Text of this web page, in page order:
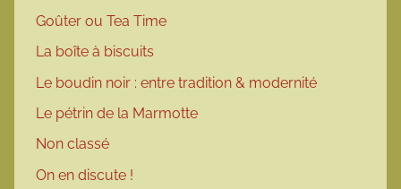
Goûter ou Tea Time
La boîte à biscuits
Le boudin noir : entre tradition & modernité
Le pétrin de la Marmotte
Non classé
On en discute !